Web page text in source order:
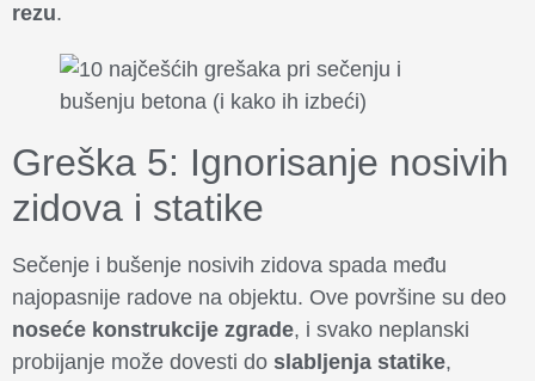
rezu.
Greška 5: Ignorisanje nosivih
zidova i statike
Sečenje i bušenje nosivih zidova spada među
najopasnije radove na objektu. Ove površine su deo
noseće konstrukcije zgrade, i svako neplanski
probijanje može dovesti do slabljenja statike,